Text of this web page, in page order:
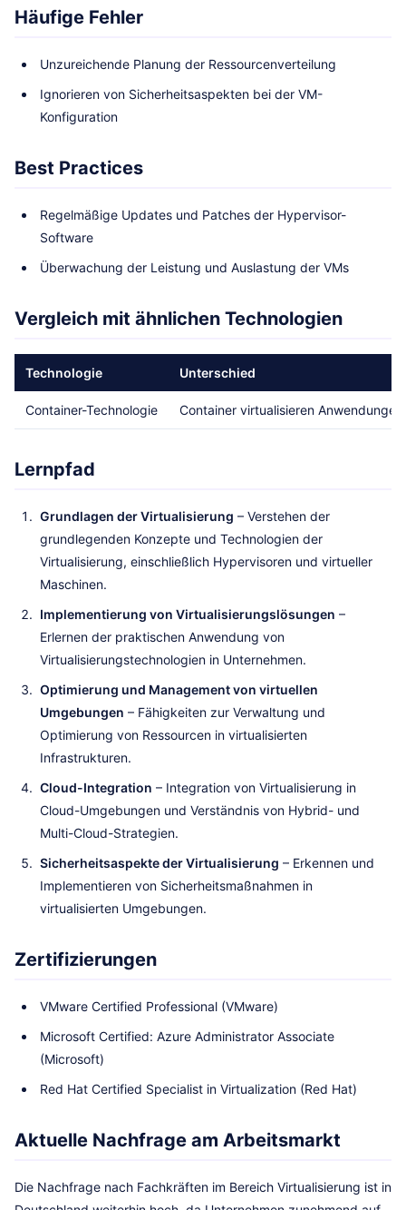
Häufige Fehler
Unzureichende Planung der Ressourcenverteilung
Ignorieren von Sicherheitsaspekten bei der VM-
Konfiguration
Best Practices
Regelmäßige Updates und Patches der Hypervisor-
Software
Überwachung der Leistung und Auslastung der VMs
Vergleich mit ähnlichen Technologien
Technologie Unterschied
Container-Technologie Container virtualisieren
Lernpfad
Grundlagen der Virtualisierung – Verstehen der
grundlegenden Konzepte und Technologien der
Virtualisierung, einschließlich Hypervisoren und virtueller
Maschinen.
Implementierung von Virtualisierungslösungen –
Erlernen der praktischen Anwendung von
Virtualisierungstechnologien in Unternehmen.
Optimierung und Management von virtuellen
Umgebungen – Fähigkeiten zur Verwaltung und
Optimierung von Ressourcen in virtualisierten
Infrastrukturen.
Cloud-Integration – Integration von Virtualisierung in
Cloud-Umgebungen und Verständnis von Hybrid- und
Multi-Cloud-Strategien.
Sicherheitsaspekte der Virtualisierung – Erkennen und
Implementieren von Sicherheitsmaßnahmen in
virtualisierten Umgebungen.
Zertifizierungen
VMware Certified Professional (VMware)
Microsoft Certified: Azure Administrator Associate
(Microsoft)
Red Hat Certified Specialist in Virtualization (Red Hat)
Aktuelle Nachfrage am Arbeitsmarkt
Die Nachfrage nach Fachkräften im Bereich Virtualisierung ist in